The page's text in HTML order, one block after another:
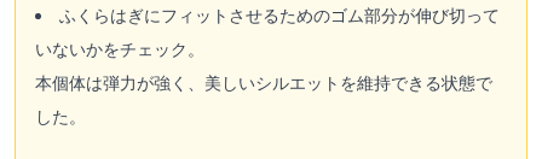
ふくらはぎにフィットさせるためのゴム部分が伸び切って
いないかをチェック。
本個体は弾力が強く、美しいシルエットを維持できる状態で
した。